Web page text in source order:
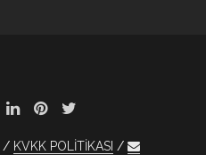
KVKK POLİTİKASI